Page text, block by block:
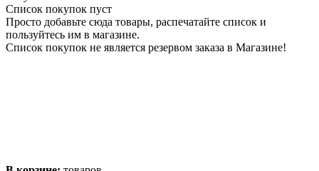
Список покупок пуст
Просто добавьте сюда товары, распечатайте список и
пользуйтесь им в магазине.
Список покупок не является резервом заказа в Магазине!